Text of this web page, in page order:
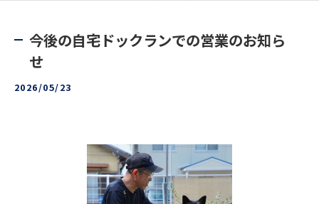
今後の自宅ドックランでの営業のお知ら
せ
2026/05/23